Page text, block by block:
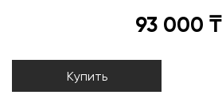
93 000 ₸
Купить